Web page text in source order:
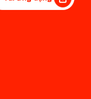
ra được những
tích nổi trội và
năm đó.
thế giới nơi mọi
có sức mạnh thay
Sun* không thể